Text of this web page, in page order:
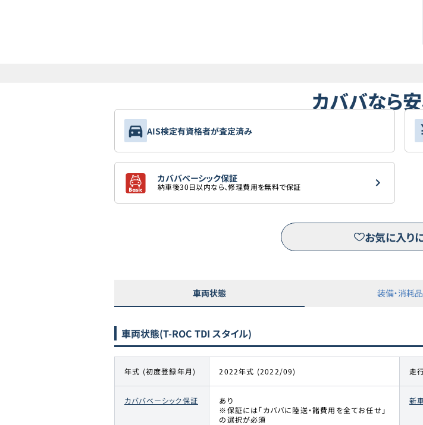
カババなら
AIS検定有資格者が査定済み
カババベーシック保証
納車後30日以内なら、修理費用を無料で保証
お気に入り
車両状態 装備・消耗品
車両状態(T-ROC TDI スタイル)
年式 (初度登録年月) 2022年式 (2022/09) 走
カババベーシック保証
あり
※保証には「カババに陸送・諸費用を全てお任せ」
の選択が必須
新